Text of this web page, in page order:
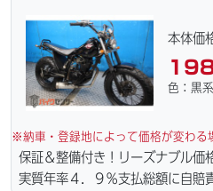
本体価
色：黒
※納車・登録地によって価格が変わる
保証＆整備付き！リーズナブル価
実質年率４．９％支払総額に自賠